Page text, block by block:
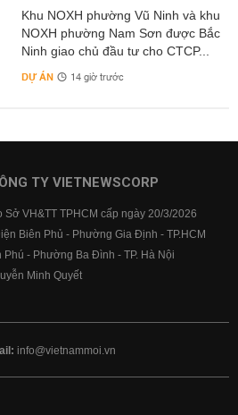
Khu NOXH phường Vũ Ninh và khu
NOXH phường Nam Sơn được Bắc
Ninh giao chủ đầu tư cho CTCP...
DỰ ÁN 14 giờ trước
TY VIETNEWSCORP
VH&TT TPHCM cấp ngày 20/3/2026
Biên Phủ - Phường Gia Định - TP.HCM
Phú - Phường Ba Đình - TP. Hà Nội
Minh Quyết
info@vietnammoi.vn